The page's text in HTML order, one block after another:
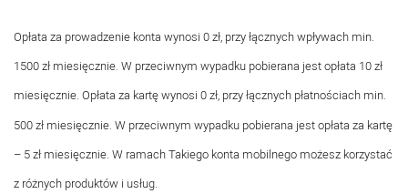
Opłata za prowadzenie konta wynosi 0 zł, przy łącznych wpływach min.
1500 zł miesięcznie. W przeciwnym wypadku pobierana jest opłata 10 zł
miesięcznie. Opłata za kartę wynosi 0 zł, przy łącznych płatnościach min.
500 zł miesięcznie. W przeciwnym wypadku pobierana jest opłata za kartę
– 5 zł miesięcznie. W ramach Takiego konta mobilnego możesz korzystać
z różnych produktów i usług.